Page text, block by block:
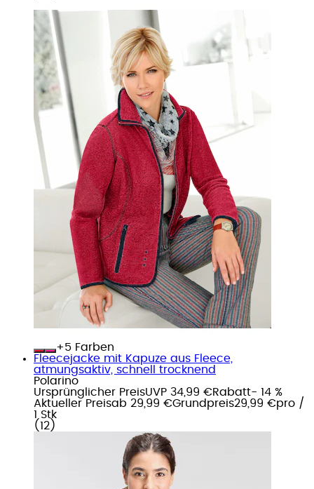
+
Farben
Fleecejacke mit Kapuze aus Fleece,
atmungsaktiv, schnell trocknend
Polarino
Ursprünglicher PreisUVP 34,99 €Rabatt- 14 %
Aktueller Preisab 29,99 €Grundpreis29,99 €pro /
1 Stk
( 12 )